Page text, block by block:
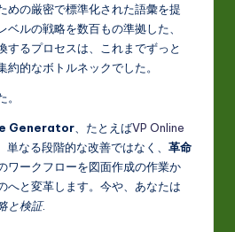
めの厳密で標準化された語彙を提
ルの戦略を数百もの準拠した、
するプロセスは、これまでずっと
的なボトルネックでした。
Generator 、たとえばVP Online
単なる段階的な改善ではなく、 革命
ワークフローを図面作成の作業か
へと変革します。今や、あなたは
と検証.